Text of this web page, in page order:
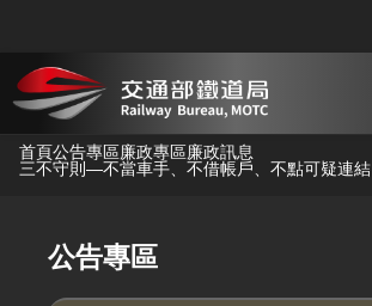
跳到主要內容
首頁公告專區廉政專區廉政訊息
三不守則—不當車手、不借帳戶、不點可疑連結
公告專區